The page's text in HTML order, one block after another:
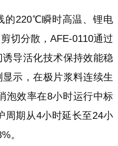
的220℃瞬时高温、锂电
切分散，AFE-0110通过
导活化技术保持效能稳
示，在极片浆料连续生
泡效率在8小时运行中标
周期从4小时延长至24小
。